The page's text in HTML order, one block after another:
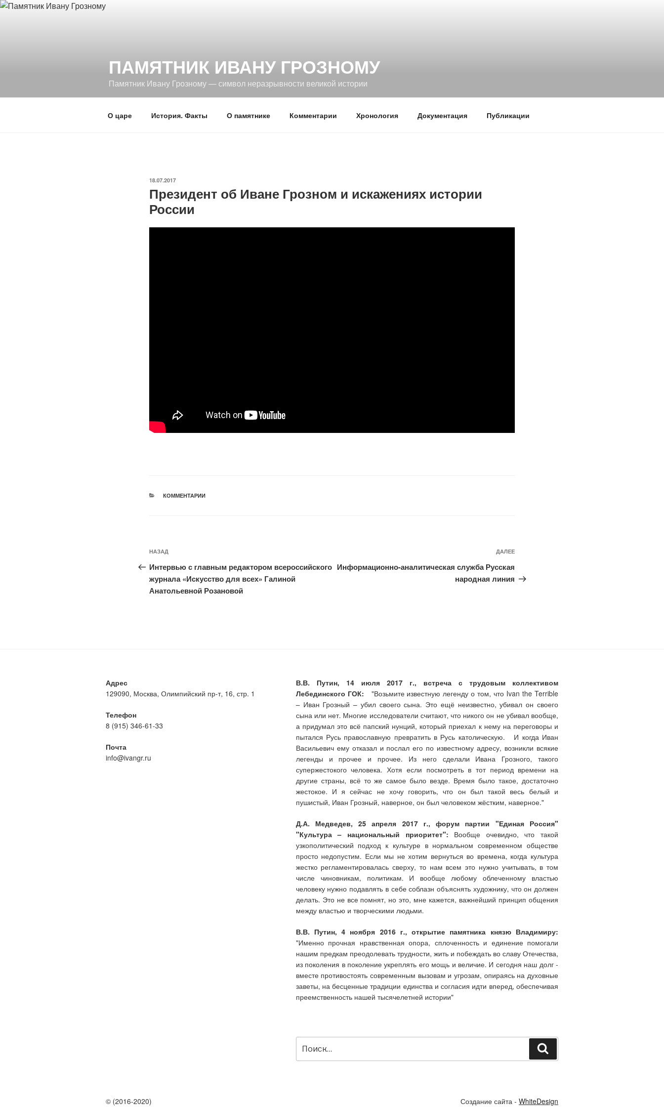
Перейти
ПАМЯТНИК ИВАНУ ГРОЗНОМУ
Памятник Ивану Грозному — символ неразрывности великой истории
О царе История. Факты О памятнике Комментарии Хронология Документация Публикации
ОПУБЛИКОВАНО
18.07.2017
Президент об Иване Грозном и искажениях истории
России
РУБРИКИ
КОММЕНТАРИИ
Навигация
по
записям
Предыдущая
запись:
НАЗАД
Интервью с главным редактором всероссийского
журнала «Искусство для всех» Галиной
Анатольевной Розановой
ДАЛЕЕ
Информационно-аналитическая служба Русская
народная линия
Адрес
129090, Москва, Олимпийский пр-т, 16, стр. 1
Телефон
8 (915) 346-61-33
Почта
info@ivangr.ru
В.В. Путин, 14 июля 2017 г., встреча с трудовым коллективом
Лебединского ГОК: "Возьмите известную легенду о том, что Ivan the Terrible
– Иван Грозный – убил своего сына. Это ещё неизвестно, убивал он своего
сына или нет. Многие исследователи считают, что никого он не убивал вообще,
а придумал это всё папский нунций, который приехал к нему на переговоры и
пытался Русь православную превратить в Русь католическую. И когда Иван
Васильевич ему отказал и послал его по известному адресу, возникли всякие
легенды и прочее и прочее. Из него сделали Ивана Грозного, такого
супержестокого человека. Хотя если посмотреть в тот период времени на
другие страны, всё то же самое было везде. Время было такое, достаточно
жестокое. И я сейчас не хочу говорить, что он был такой весь белый и
пушистый, Иван Грозный, наверное, он был человеком жёстким, наверное."
Д.А. Медведев, 25 апреля 2017 г., форум партии "Единая Россия"
"Культура – национальный приоритет": Вообще очевидно, что такой
узкополитический подход к культуре в нормальном современном обществе
просто недопустим. Если мы не хотим вернуться во времена, когда культура
жестко регламентировалась сверху, то нам всем это нужно учитывать, в том
числе чиновникам, политикам. И вообще любому облеченному властью
человеку нужно подавлять в себе соблазн объяснять художнику, что он должен
делать. Это не все помнят, но это, мне кажется, важнейший принцип общения
между властью и творческими людьми.
В.В. Путин, 4 ноября 2016 г., открытие памятника князю Владимиру:
"Именно прочная нравственная опора, сплоченность и единение помогали
нашим предкам преодолевать трудности, жить и побеждать во славу Отечества,
из поколения в поколение укреплять его мощь и величие. И сегодня наш долг -
вместе противостоять современным вызовам и угрозам, опираясь на духовные
заветы, на бесценные традиции единства и согласия идти вперед, обеспечивая
преемственность нашей тысячелетней истории"
© (2016-2020) Создание сайта - WhiteDesign